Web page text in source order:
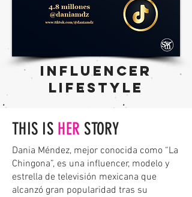
INFLUENCER
Lifestyle
THIS IS HERSTORY
Dania Méndez, mejor conocida como “La
Chingona”, es una influencer, modelo y
estrella de televisión mexicana que
alcanzó gran popularidad tras su